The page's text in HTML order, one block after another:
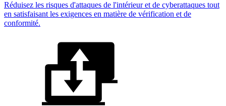
Réduisez les risques d'attaques de l'intérieur et de cyberattaques tout
en satisfaisant les exigences en matière de vérification et de
conformité.